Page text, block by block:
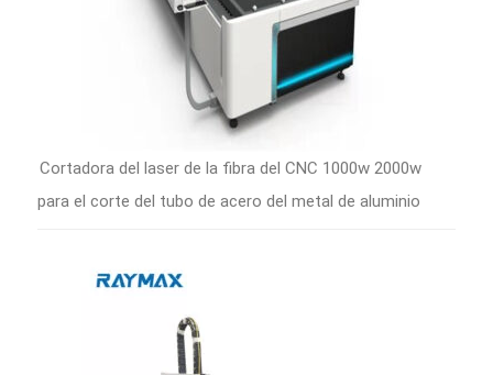
Cortadora del laser de la fibra del CNC 1000w 2000w
para el corte del tubo de acero del metal de aluminio